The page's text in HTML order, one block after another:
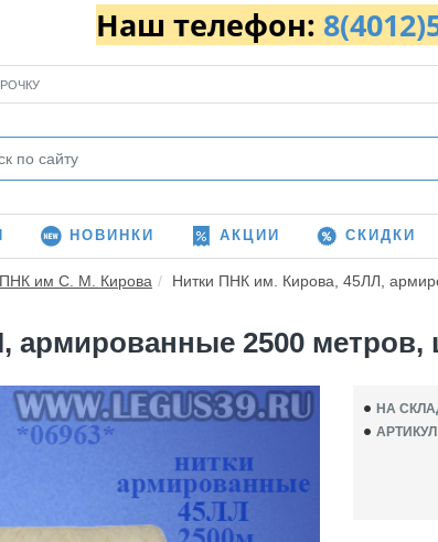
Наш телефон:
НОВИНКИ АКЦИИ СКИДКИ
им С. М. Кирова Нитки ПНК им. Кирова, 45ЛЛ,
2500 метров,
НА